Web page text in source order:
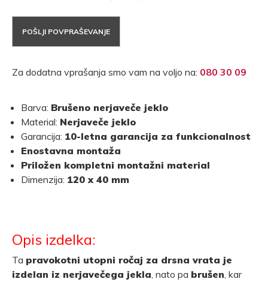
POŠLJI POVPRAŠEVANJE
Za dodatna vprašanja smo vam na voljo na: 080 30 09
Barva: Brušeno nerjaveče jeklo
Material: Nerjaveče jeklo
Garancija: 10-letna garancija za funkcionalnost
Enostavna montaža
Priložen kompletni montažni material
Dimenzija: 120 x 40 mm
Opis izdelka:
Ta pravokotni utopni ročaj za drsna vrata je
izdelan iz nerjavečega jekla, nato pa brušen, kar